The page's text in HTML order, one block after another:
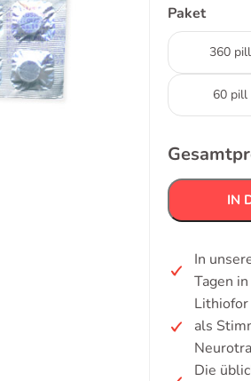
Paket
360 pill
60 pill
IN
In
Tagen
als
Die